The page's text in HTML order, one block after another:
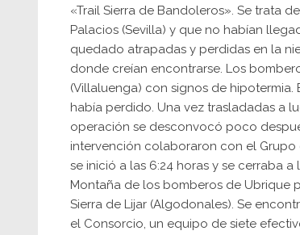
«Trail Sierra de Bandoleros». Se trata
Palacios (Sevilla) y que no habían
quedado atrapadas y perdidas en la
donde creían encontrarse. Los
(Villaluenga) con signos de
había perdido. Una vez trasladadas a
operación se desconvocó poco
intervención colaboraron con el Grupo
se inició a las 6:24 horas y se cerraba
Montaña de los bomberos de Ubrique
Sierra de Lijar (Algodonales). Se
el Consorcio, un equipo de siete